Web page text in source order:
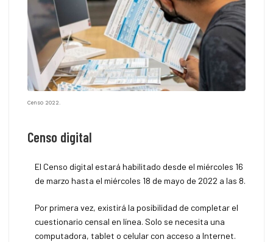
Censo 2022.
Censo digital
El Censo digital estará habilitado desde el miércoles 16
de marzo hasta el miércoles 18 de mayo de 2022 a las 8.
Por primera vez, existirá la posibilidad de completar el
cuestionario censal en línea. Solo se necesita una
computadora, tablet o celular con acceso a Internet.